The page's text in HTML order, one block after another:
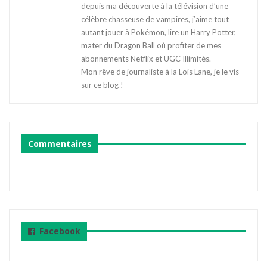
depuis ma découverte à la télévision d’une
célèbre chasseuse de vampires, j’aime tout
autant jouer à Pokémon, lire un Harry Potter,
mater du Dragon Ball où profiter de mes
abonnements Netflix et UGC Illimités.
Mon rêve de journaliste à la Lois Lane, je le vis
sur ce blog !
Commentaires
Facebook